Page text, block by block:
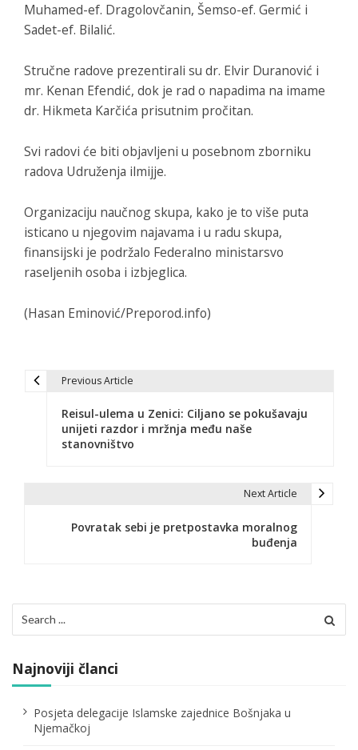
Muhamed-ef. Dragolovčanin, Šemso-ef. Germić i
Sadet-ef. Bilalić.
Stručne radove prezentirali su dr. Elvir Duranović i
mr. Kenan Efendić, dok je rad o napadima na imame
dr. Hikmeta Karčića prisutnim pročitan.
Svi radovi će biti objavljeni u posebnom zborniku
radova Udruženja ilmijje.
Organizaciju naučnog skupa, kako je to više puta
isticano u njegovim najavama i u radu skupa,
finansijski je podržalo Federalno ministarsvo
raseljenih osoba i izbjeglica.
(Hasan Eminović/Preporod.info)
j
č
l
Previous Article
Reisul-ulema u Zenici: Ciljano se pokušavaju
unijeti razdor i mržnja među naše
stanovništvo
Next Article
Povratak sebi je pretpostavka moralnog
buđenja
for:
Najnoviji članci
Posjeta delegacije Islamske zajednice Bošnjaka u
Njemačkoj